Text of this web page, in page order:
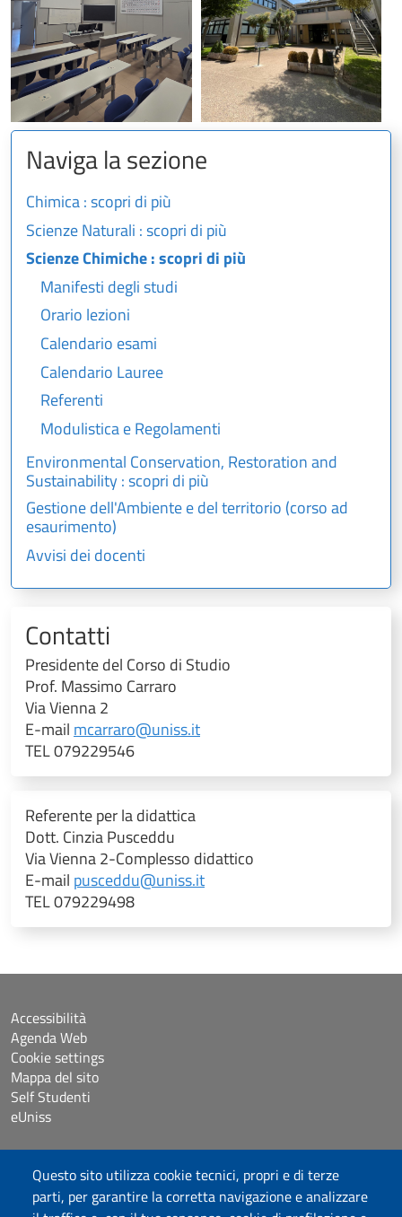
Questo sito utilizza cookie tecnici, propri e di terze
parti, per garantire la corretta navigazione e analizzare
Naviga la sezione
Chimica : scopri di più
Scienze Naturali : scopri di più
Scienze Chimiche : scopri di più
Manifesti degli studi
Orario lezioni
Calendario esami
Calendario Lauree
Referenti
Modulistica e Regolamenti
Environmental Conservation, Restoration and
Sustainability : scopri di più
Gestione dell'Ambiente e del territorio (corso ad
esaurimento)
Avvisi dei docenti
Contatti
Presidente del Corso di Studio
Prof. Massimo Carraro
Via Vienna 2
E-mail mcarraro@uniss.it
TEL 079229546
Referente per la didattica
Dott. Cinzia Pusceddu
Via Vienna 2-Complesso didattico
E-mail pusceddu@uniss.it
TEL 079229498
Accessibilità
Agenda Web
Cookie settings
Mappa del sito
Self Studenti
eUniss
Dichiarazione di accessibilità
Posta elettronica @uniss.it
Protocollo